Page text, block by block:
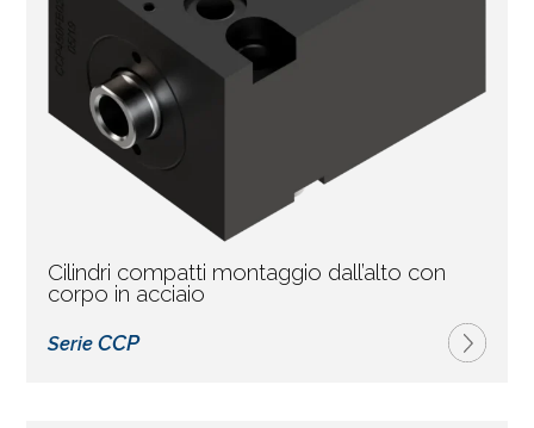
Cilindri compatti montaggio dall’alto con
corpo in acciaio
Serie CCP